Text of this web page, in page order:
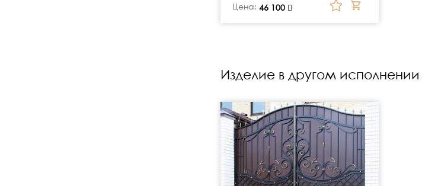
Цена: 46 100
руб.
Изделие в другом исполнении